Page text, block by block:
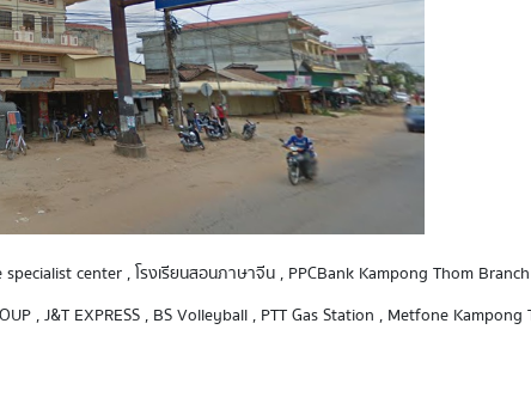
center , โรงเรียนสอนภาษาจีน , PPCBank Kampong Thom
, J&T EXPRESS , BS Volleyball , PTT Gas Station , Metfone Kampong